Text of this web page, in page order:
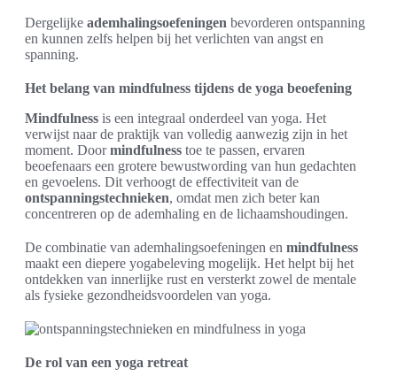
Dergelijke ademhalingsoefeningen bevorderen ontspanning
en kunnen zelfs helpen bij het verlichten van angst en
spanning.
Het belang van mindfulness tijdens de yoga beoefening
Mindfulness is een integraal onderdeel van yoga. Het
verwijst naar de praktijk van volledig aanwezig zijn in het
moment. Doormindfulness toe te passen, ervaren
beoefenaars een grotere bewustwording van hun gedachten
en gevoelens. Dit verhoogt de effectiviteit van de
ontspanningstechnieken, omdat men zich beter kan
concentreren op de ademhaling en de lichaamshoudingen.
De combinatie van ademhalingsoefeningen en mindfulness
maakt een diepere yogabeleving mogelijk. Het helpt bij het
ontdekken van innerlijke rust en versterkt zowel de mentale
als fysieke gezondheidsvoordelen van yoga.
De rol van een yoga retreat